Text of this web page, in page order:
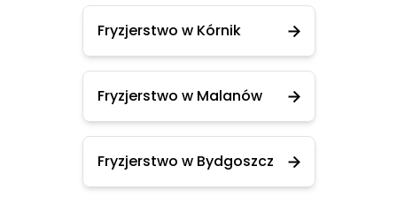
Fryzjerstwo w Kórnik
Fryzjerstwo w Malanów
Fryzjerstwo w Bydgoszcz